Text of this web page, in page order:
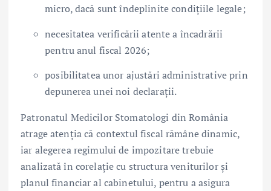
micro, dacă sunt îndeplinite condițiile legale;
necesitatea verificării atente a încadrării
pentru anul fiscal 2026;
posibilitatea unor ajustări administrative prin
depunerea unei noi declarații.
Patronatul Medicilor Stomatologi din România
atrage atenția că contextul fiscal rămâne dinamic,
iar alegerea regimului de impozitare trebuie
analizată în corelație cu structura veniturilor și
planul financiar al cabinetului, pentru a asigura